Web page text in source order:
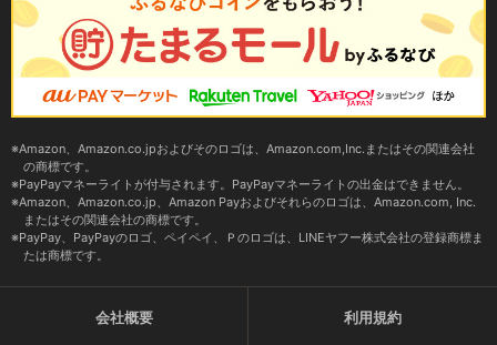
Amazon、Amazon.co.jpおよびそのロゴは、Amazon.com,Inc.またはその関連会社
の商標です。
PayPayマネーライトが付与されます。PayPayマネーライトの出金はできません。
Amazon、Amazon.co.jp、Amazon Payおよびそれらのロゴは、Amazon.com, Inc.
またはその関連会社の商標です。
PayPay、PayPayのロゴ、ペイペイ、Ｐのロゴは、LINEヤフー株式会社の登録商標ま
たは商標です。
会社概要 利用規約